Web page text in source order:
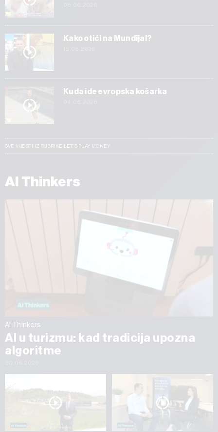
Kako otići na Mundijal?
Kuda ide evropska košarka
SVE VIJESTI IZ RUBRIKE LET’S PLAY MONEY
AI Thinkers
AI Thinkers
AI u turizmu: kad tradicija upozna
algoritme